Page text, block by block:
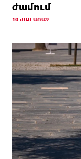
ժամում
10 ԺԱՄ ԱՌԱՋ